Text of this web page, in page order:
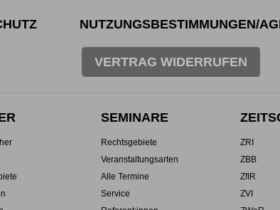
NUTZUNGSBESTIMMUNGEN/
VERTRAG WIDERRUFEN
SEMINARE
Rechtsgebiete
Veranstaltungsarten
Alle Termine
Service
ZRI
ZBB
ZfIR
ZVI